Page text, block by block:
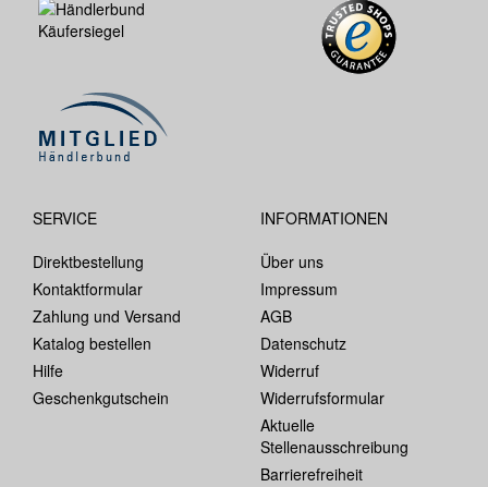
SERVICE
Direktbestellung
Kontaktformular
Zahlung und Versand
Katalog bestellen
Hilfe
Geschenkgutschein
INFORMATIONEN
Über uns
Impressum
AGB
Datenschutz
Widerruf
Widerrufsformular
Aktuelle
Stellenausschreibung
Barrierefreiheit